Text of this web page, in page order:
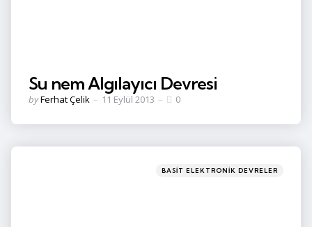
Su nem Algılayıcı Devresi
Posted
byFerhat Çelik 11 Eylül 2013 0
Categories
Posted
BASIT ELEKTRONIK DEVRELER